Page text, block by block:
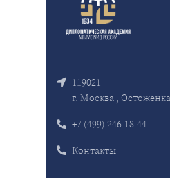
119021
г. Москва ,
+7 (499) 246-18-44
Контакты